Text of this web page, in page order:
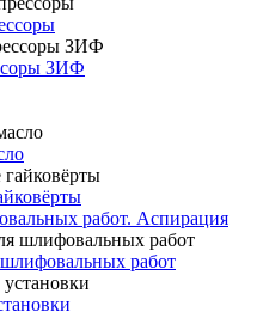
ЗИФ
работ. Аспирация
работ